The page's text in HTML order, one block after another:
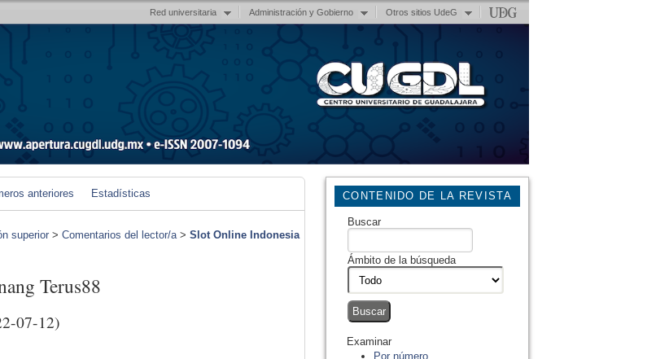
Red universitaria Administración y Gobierno Otros sitios UdeG
CONTENIDO DE LA REVISTA
Buscar
Ámbito de la búsqueda
Examinar
Por número
anteriores Estadísticas
superior > Comentarios del lector/a> Slot Online Indonesia
Terus88
07-12)